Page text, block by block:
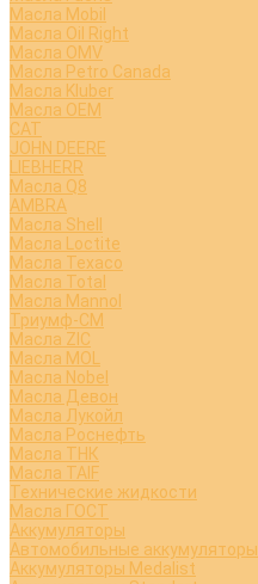
Масла Mobil
Масла Oil Right
Масла OMV
Масла Petro Canada
Масла Kluber
Масла OEM
CAT
JOHN DEERE
LIEBHERR
Масла Q8
AMBRA
Масла Shell
Масла Loctite
Масла Texaco
Масла Total
Масла Mannol
Триумф-СМ
Масла ZIC
Масла MOL
Масла Nobel
Масла Девон
Масла Лукойл
Масла Роснефть
Масла ТНК
Масла TAIF
Технические жидкости
Масла ГОСТ
Аккумуляторы
Автомобильные аккумуляторы
Аккумуляторы Medalist